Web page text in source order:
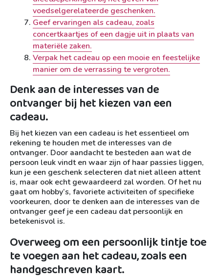
voedselgerelateerde geschenken.
Geef ervaringen als cadeau, zoals
concertkaartjes of een dagje uit in plaats van
materiële zaken.
Verpak het cadeau op een mooie en feestelijke
manier om de verrassing te vergroten.
Denk aan de interesses van de
ontvanger bij het kiezen van een
cadeau.
Bij het kiezen van een cadeau is het essentieel om
rekening te houden met de interesses van de
ontvanger. Door aandacht te besteden aan wat de
persoon leuk vindt en waar zijn of haar passies liggen,
kun je een geschenk selecteren dat niet alleen attent
is, maar ook echt gewaardeerd zal worden. Of het nu
gaat om hobby’s, favoriete activiteiten of specifieke
voorkeuren, door te denken aan de interesses van de
ontvanger geef je een cadeau dat persoonlijk en
betekenisvol is.
Overweeg om een persoonlijk tintje toe
te voegen aan het cadeau, zoals een
handgeschreven kaart.